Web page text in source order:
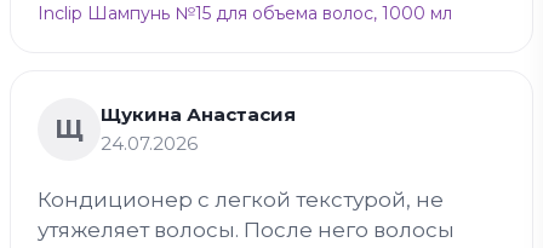
Inclip Шампунь №15 для объема волос, 1000 мл
Щ
Щукина Анастасия
24.07.2026
Кондиционер с легкой текстурой, не
утяжеляет волосы. После него волосы